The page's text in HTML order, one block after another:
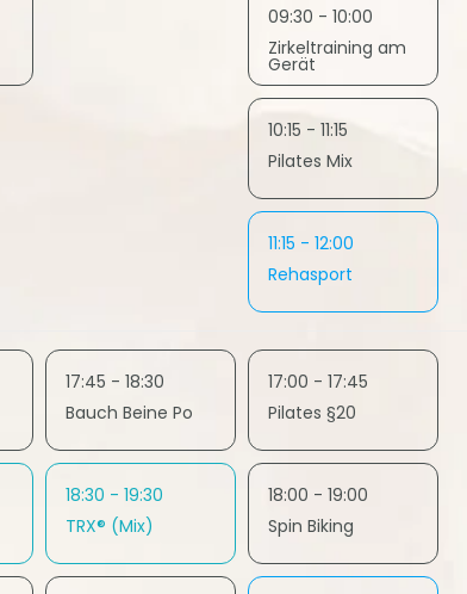
09:30 - 10:00
Zirkeltraining am
Gerät
10:15 - 11:15
Pilates Mix
11:15 - 12:00
Rehasport
17:45 - 18:30
Bauch Beine Po
18:30 - 19:30
TRX® (Mix)
17:00 - 17:45
Pilates §20
18:00 - 19:00
Spin Biking